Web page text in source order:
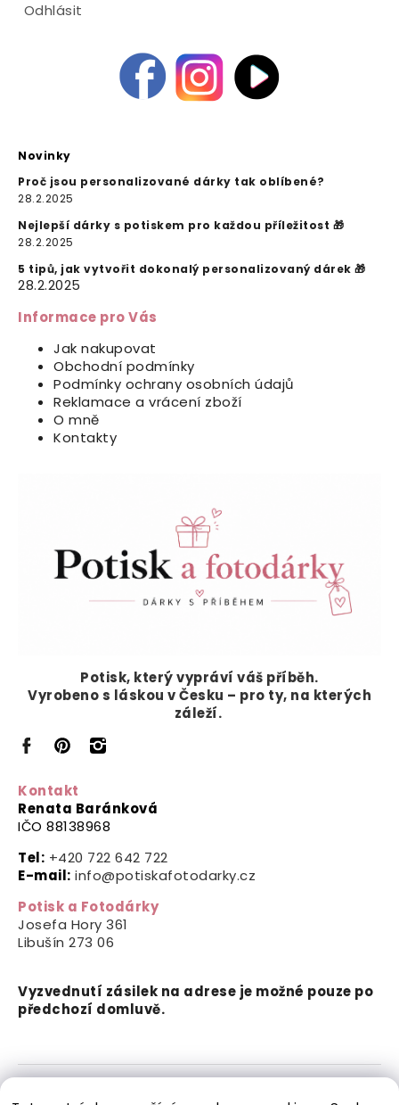
Odhlásit
Novinky
Proč jsou personalizované dárky tak oblíbené?
28.2.2025
Nejlepší dárky s potiskem pro každou příležitost 🎁
28.2.2025
5 tipů, jak vytvořit dokonalý personalizovaný dárek 🎁
28.2.2025
Informace pro Vás
Jak nakupovat
Obchodní podmínky
Podmínky ochrany osobních údajů
Reklamace a vrácení zboží
O mně
Kontakty
Potisk, který vyprávíváš příběh.
Vyrobeno s láskou v Česku – pro ty, na kterých
záleží.
Kontakt
Renata Baránková
IČO 88138968
Tel: +420 722 642 722
E-mail: info@potiskafotodarky.cz
Potisk a Fotodárky
Josefa Hory 361
Libušín 273 06
Vyzvednutí zásilek na adrese je možné pouze po
předchozí domluvě.